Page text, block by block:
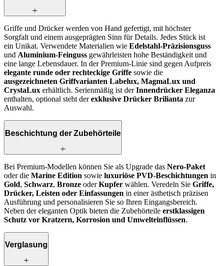
Griffe und Drücker werden von Hand gefertigt, mit höchster
Sorgfalt und einem ausgeprägten Sinn für Details. Jedes Stück ist
ein Unikat. Verwendete Materialien wie Edelstahl-Präzisionsguss
und Aluminium-Feinguss gewährleisten hohe Beständigkeit und
eine lange Lebensdauer. In der Premium-Linie sind gegen Aufpreis
elegante runde oder rechteckige Griffe sowie die
ausgezeichneten Griffvarianten Labelux, MagmaLux und
CrystaLux erhältlich. Serienmäßig ist derInnendrücker Eleganza
enthalten, optional steht derexklusive Drücker Brilianta zur
Auswahl.
Beschichtung der Zubehörteile
Bei Premium-Modellen können Sie als Upgrade das Nero-Paket
oder die Marine Edition sowie luxuriöse PVD-Beschichtungen in
Gold, Schwarz, Bronze oderKupfer wählen. Veredeln Sie Griffe,
Drücker, Leisten oder Einfassungen in einer ästhetisch präzisen
Ausführung und personalisieren Sie so Ihren Eingangsbereich.
Neben der eleganten Optik bieten die Zubehörteile erstklassigen
Schutz vor Kratzern, Korrosion und Umwelteinflüssen.
Verglasung